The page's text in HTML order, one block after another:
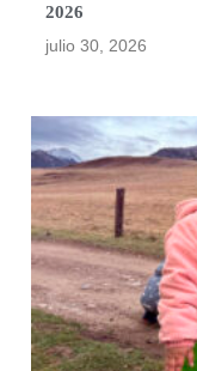
2026
julio 30, 2026